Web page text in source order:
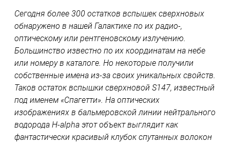
Сегодня более 300 остатков вспышек сверхновых
обнаружено в нашей Галактике по их радио-,
оптическому или рентгеновскому излучению.
Большинство известно по их координатам на небе
или номеру в каталоге. Но некоторые получили
собственные имена из-за своих уникальных свойств.
Таков остаток вспышки сверхновой S147, известный
под именем «Спагетти». На оптических
изображениях в бальмеровской линии нейтрального
водорода H-alpha этот объект выглядит как
фантастически красивый клубок спутанных волокон